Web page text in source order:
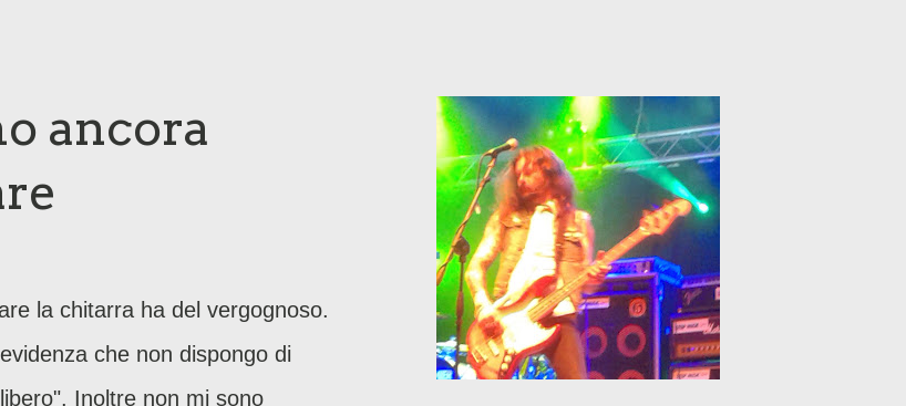
ancora
la chitarra ha del vergognoso.
che non dispongo di
Inoltre non mi sono